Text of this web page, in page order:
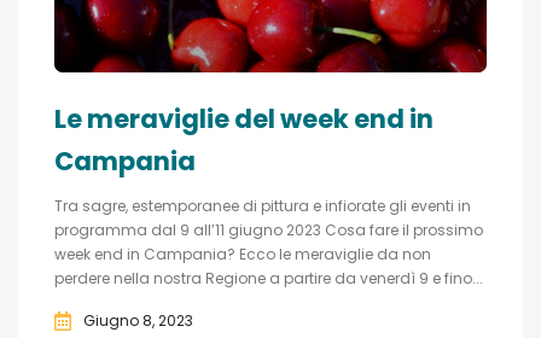
Le meraviglie del week end in
Campania
Tra sagre, estemporanee di pittura e infiorate gli eventi in
programma dal 9 all’11 giugno 2023 Cosa fare il prossimo
week end in Campania? Ecco le meraviglie da non
perdere nella nostra Regione a partire da venerdì 9 e fino...
Giugno 8, 2023